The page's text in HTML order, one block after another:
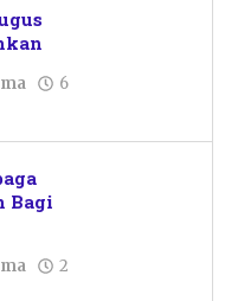
6
Bagi
2